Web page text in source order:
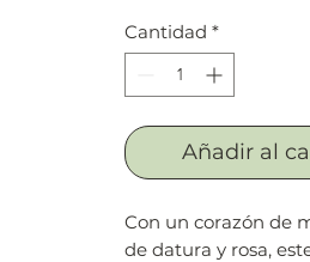
Cantidad *
Añadir al
Con un corazón de
de datura y rosa,